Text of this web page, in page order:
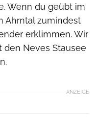
Wenn du geübt im
Ahrntal zumindest
erklimmen. Wir
den Neves Stausee
ANZEIGE